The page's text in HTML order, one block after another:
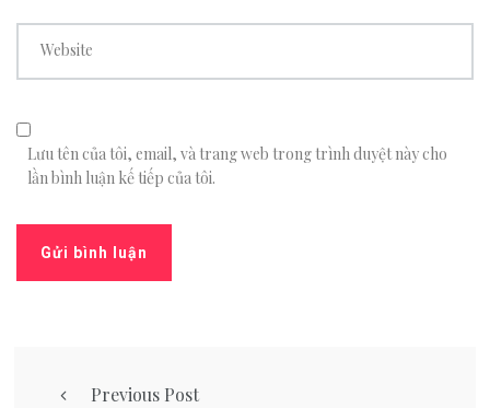
Website
Lưu tên của tôi, email, và trang web trong trình duyệt này cho
lần bình luận kế tiếp của tôi.
Previous Post